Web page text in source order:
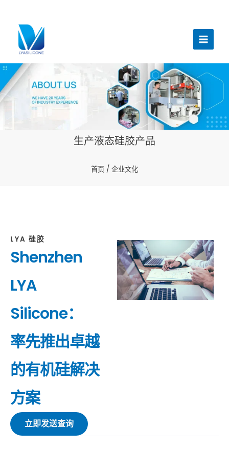
菜
单
生产液态硅胶产品
首页 / 企业文化
LYA 硅胶
Shenzhen
LYA
Silicone：
率先推出卓越
的有机硅解决
方案
立即发送查询